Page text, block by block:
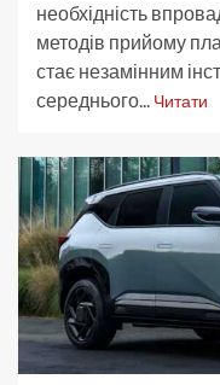
необхідність
методів прийому
стає незамінним
середнього... Читати